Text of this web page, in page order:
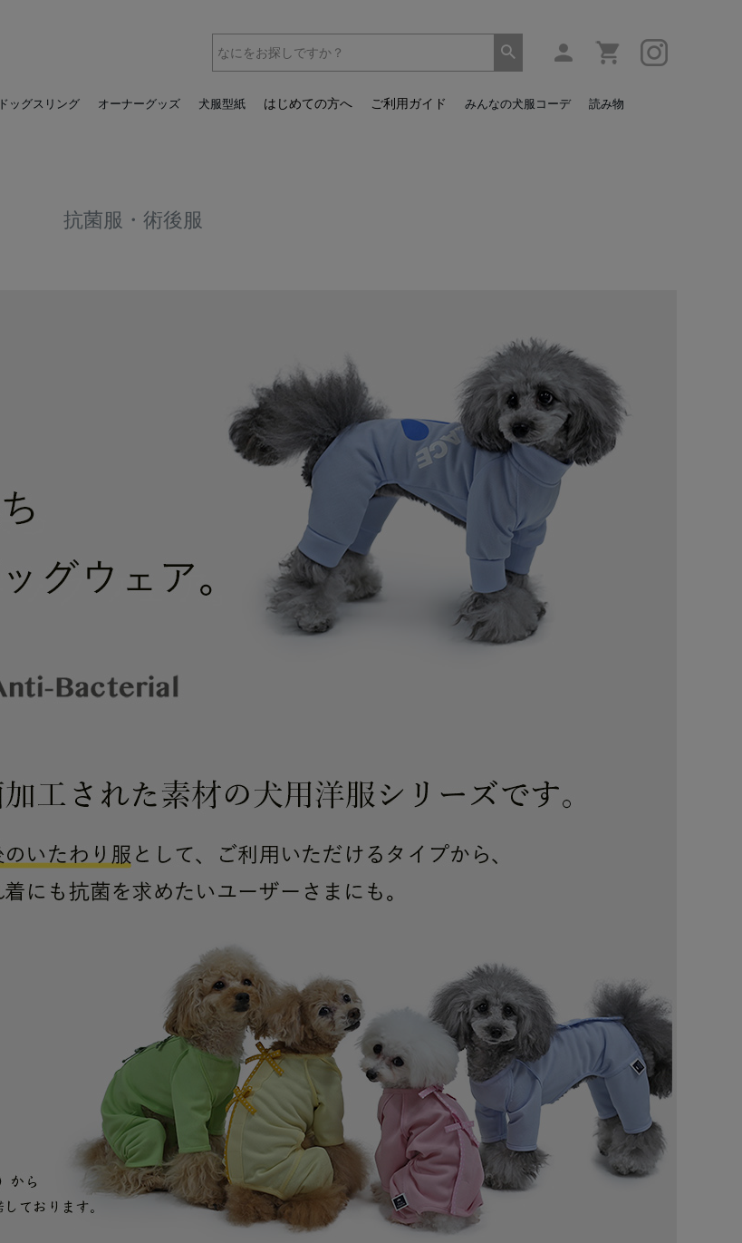
ドッグスリング オーナーグッズ 犬服型紙 はじめての方へ ご利用ガイド みんなの犬服コーデ 読み物
抗菌服・術後服